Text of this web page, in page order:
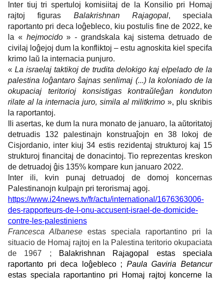
Inter tiuj tri spertuloj komisiitaj de la Konsilio pri Homaj
rajtoj figuras Balakrishnan Rajagopal, speciala
raportanto pri deca loĝebleco, kiu postulis fine de 2022, ke
la « hejmocido» - grandskala kaj sistema detruado de
civilaj loĝejoj dum la konfliktoj – estu agnoskita kiel specifa
krimo laŭ la internacia punjuro.
« La israelaj taktikoj de trudita delokigo kaj elpelado de la
palestina loĝantaro ŝajnas senlimaj (...) la koloniado de la
okupaciaj teritorioj konsistigas kontraŭleĝan konduton
rilate al la internacia juro, simila al militkrimo », plu skribis
la raportantoj.
Ili asertas, ke dum la nura monato de januaro, la aŭtoritatoj
detruadis 132 palestinajn konstruaĵojn en 38 lokoj de
Cisjordanio, inter kiuj 34 estis rezidentaj strukturoj kaj 15
strukturoj financitaj de donacintoj. Tio reprezentas kreskon
de detruadoj ĝis 135% kompare kun januaro 2022.
Inter ili, kvin punaj detruadoj de domoj koncernas
Palestinanojn kulpajn pri terorismaj agoj.
https://www.i24news.tv/fr/actu/international/1676363006-
des-rapporteurs-de-l-onu-accusent-israel-de-domicide-
contre-les-palestiniens
Francesca Albanese estas speciala raportantino pri la
situacio de Homaj rajtoj en la Palestina teritorio okupaciata
de 1967 ;
Balakrishnan Rajagopal
estas speciala
raportanto pri deca loĝebleco ; Paula Gaviria Betancur
estas speciala raportantino pri Homaj rajtoj koncerne la